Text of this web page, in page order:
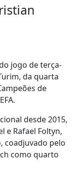
jogo de terça-
da quarta
de
desde 2015,
e Rafael Foltyn,
coadjuvado pelo
como quarto